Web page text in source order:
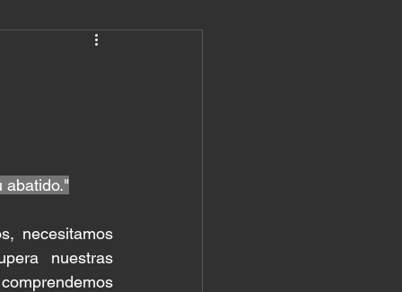
abatido."
necesitamos
nuestras